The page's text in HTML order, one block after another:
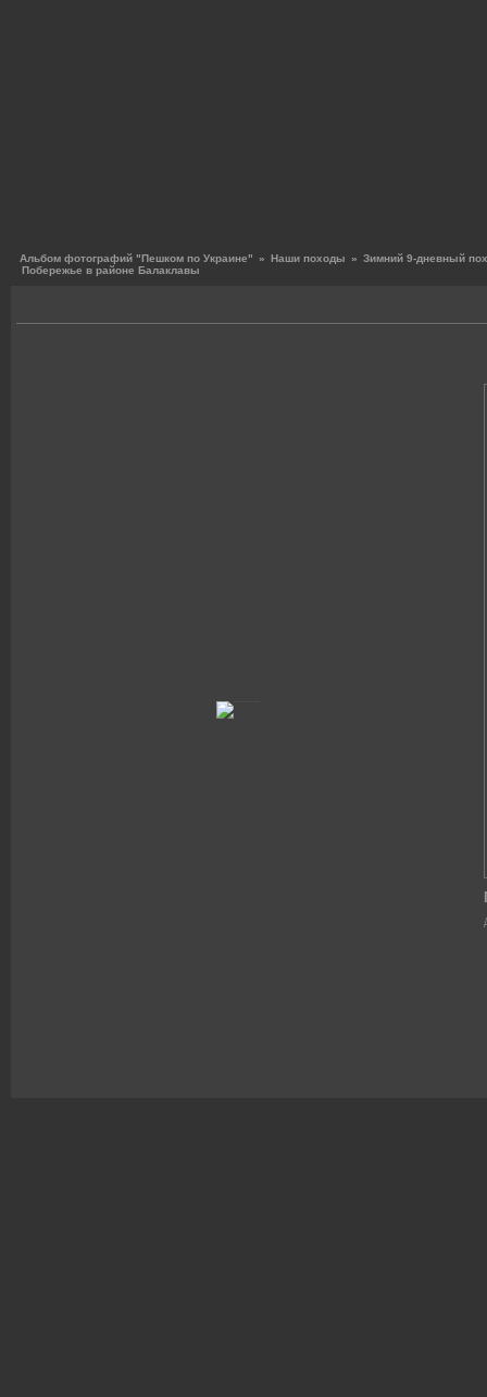
Альбом фотографий "Пешком по Украине" » Наши походы » Зимний 9-дневный
Побережье в районе Балаклавы